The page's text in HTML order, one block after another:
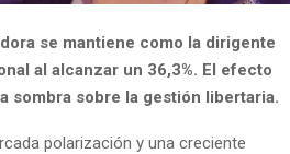
se mantiene como la dirigente
al alcanzar un 36,3%. El efecto
sombra sobre la gestión libertaria.
polarización y una creciente